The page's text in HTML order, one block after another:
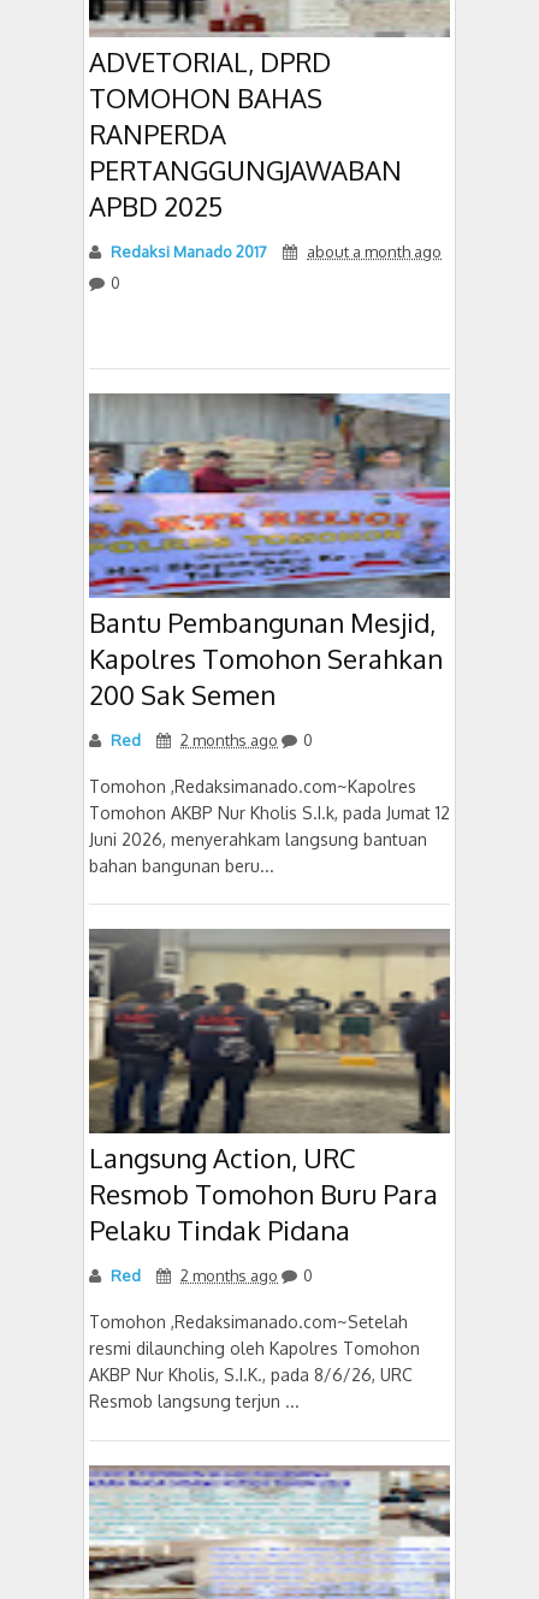
ADVETORIAL, DPRD
TOMOHON BAHAS
RANPERDA
PERTANGGUNGJAWABAN
APBD 2025
Redaksi Manado 2017
about a month ago
0
Bantu Pembangunan Mesjid,
Kapolres Tomohon Serahkan
200 Sak Semen
Red 2 months ago 0
Tomohon ,Redaksimanado.com~Kapolres
Tomohon AKBP Nur Kholis S.I.k, pada Jumat 12
Juni 2026, menyerahkam langsung bantuan
bahan bangunan beru...
Langsung Action, URC
Resmob Tomohon Buru Para
Pelaku Tindak Pidana
Red 2 months ago 0
Tomohon ,Redaksimanado.com~Setelah
resmi dilaunching oleh Kapolres Tomohon
AKBP Nur Kholis, S.I.K., pada 8/6/26, URC
Resmob langsung terjun ...